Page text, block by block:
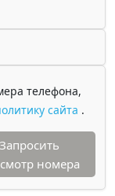
телефона,
сайта .
Запросить
номера